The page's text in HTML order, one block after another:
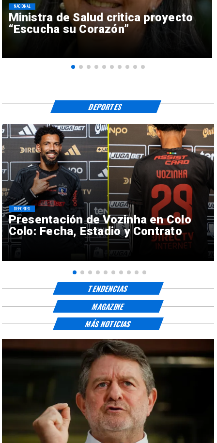
Ministra de Salud critica proyecto
“Escucha su Corazón”
NACIONAL
Presentación de Vozinha en Colo
Colo: Fecha, Estadio y Contrato
DEPORTES
DEPORTES
TENDENCIAS
MAGAZINE
MÁS NOTICIAS